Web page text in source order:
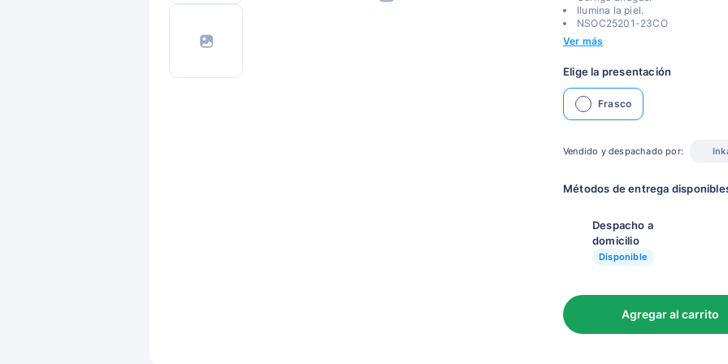
Ilumina la piel.
NSOC25201-23CO
Ver más
Elige la presentación
Frasco
Vendido y despachado por:
Métodos de entrega
Despacho a
domicilio
Disponible
Agregar al carrito